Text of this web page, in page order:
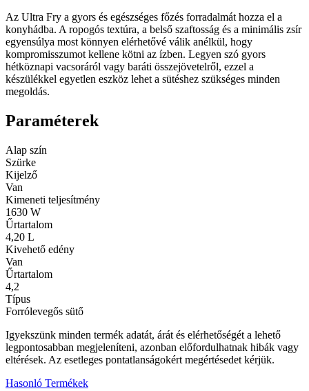
Az Ultra Fry a gyors és egészséges főzés forradalmát hozza el a
konyhádba. A ropogós textúra, a belső szaftosság és a minimális zsír
egyensúlya most könnyen elérhetővé válik anélkül, hogy
kompromisszumot kellene kötni az ízben. Legyen szó gyors
hétköznapi vacsoráról vagy baráti összejövetelről, ezzel a
készülékkel egyetlen eszköz lehet a sütéshez szükséges minden
megoldás.
Paraméterek
Alap szín
Szürke
Kijelző
Van
Kimeneti teljesítmény
1630 W
Űrtartalom
4,20 L
Kivehető edény
Van
Űrtartalom
4,2
Típus
Forrólevegős sütő
Igyekszünk minden termék adatát, árát és elérhetőségét a lehető
legpontosabban megjeleníteni, azonban előfordulhatnak hibák vagy
eltérések. Az esetleges pontatlanságokért megértésedet kérjük.
Hasonló Termékek